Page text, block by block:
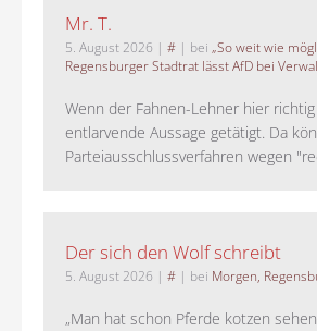
Mr. T.
5. August 2026 | # | bei „So weit wie
Regensburger Stadtrat lässt AfD bei
Wenn der Fahnen-Lehner hier
entlarvende Aussage getätigt. Da
Parteiausschlussverfahren wegen
Der sich den Wolf schreibt
5. August 2026 | # | bei Morgen,
„Man hat schon Pferde kotzen